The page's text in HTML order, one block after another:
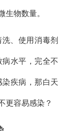
生物数量。
、使用消毒剂
水平，完全不
疾病，那白天
更容易感染？